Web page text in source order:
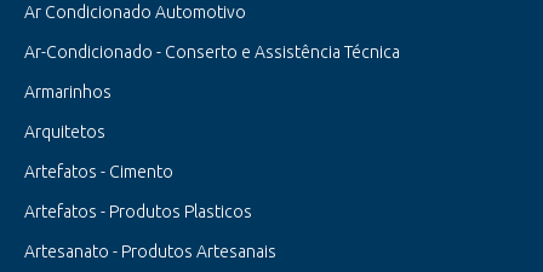
Ar Condicionado Automotivo
Ar-Condicionado - Conserto e Assistência Técnica
Armarinhos
Arquitetos
Artefatos - Cimento
Artefatos - Produtos Plasticos
Artesanato - Produtos Artesanais